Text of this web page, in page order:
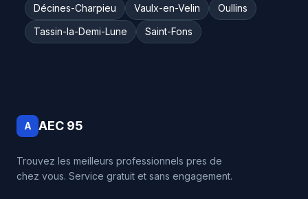
Décines-Charpieu
Vaulx-en-Velin
Oullins
Tassin-la-Demi-Lune
Saint-Fons
A AEC 95
Trouvez les meilleurs professionnels pres de
chez vous. Service gratuit et sans engagement.